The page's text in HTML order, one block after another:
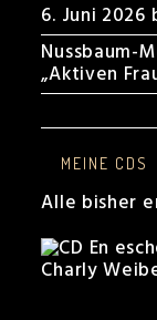
6. Juni 2026
Nussbaum-
„Aktiven
MEINE CDS
Alle bisher